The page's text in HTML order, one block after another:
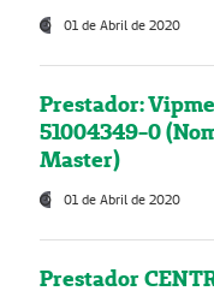
01 de Abril de 2020
Prestador:
51004349-0
Master)
01 de Abril de 2020
Prestador